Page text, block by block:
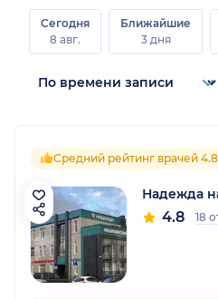
Сегодня
8 авг.
Ближайшие
3 дня
Средний рейтинг врачей 4.8
Надежда
4.8 18